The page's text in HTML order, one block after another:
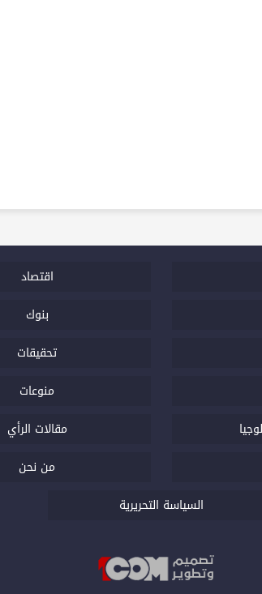
اقتصاد
بنوك
تحقيقات
منوعات
مقالات الرأي
من نحن
السياسة التحريرية